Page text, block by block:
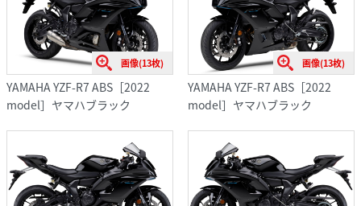
画像(13枚)
YAMAHA YZF-R7 ABS［2022
model］ヤマハブラック
画像(13枚)
YAMAHA YZF-R7 ABS［2022
model］ヤマハブラック